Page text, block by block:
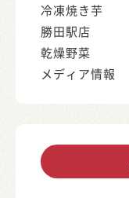
冷凍焼き芋
勝田駅店
乾燥野菜
メディア情報